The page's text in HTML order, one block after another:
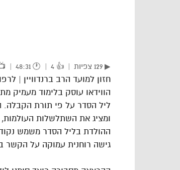
▶ 129 צפיות |
👍 4
|
🕐 48:31
|
חזון למועד הרב ברנדוויין |
הווידאו עוסק בלימוד מעמיק
ליל הסדר על פי תורת הקבלה.
ומציג את השתלשלות העולמות,
ההולדת בליל הסדר משמש
גישה רוחנית עמוקה על הקשר